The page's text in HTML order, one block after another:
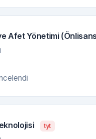
Afet Yönetimi
tyt